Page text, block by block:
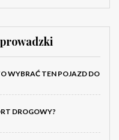
WYBRAĆ TEN POJAZD DO
DROGOWY?